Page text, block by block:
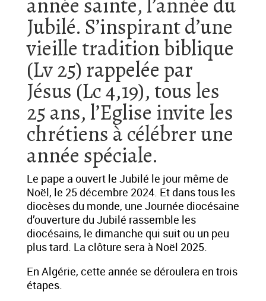
Jubilé. S’inspirant d’une
vieille tradition biblique
(Lv 25) rappelée par
Jésus (Lc 4,19), tous les
25 ans, l’Eglise invite les
chrétiens à célébrer une
année spéciale.
Le pape a ouvert le Jubilé le jour même de
Noël, le 25 décembre 2024. Et dans tous les
diocèses du monde, une Journée diocésaine
d’ouverture du Jubilé rassemble les
diocésains, le dimanche qui suit ou un peu
plus tard. La clôture sera à Noël 2025.
En Algérie, cette année se déroulera en trois
étapes.